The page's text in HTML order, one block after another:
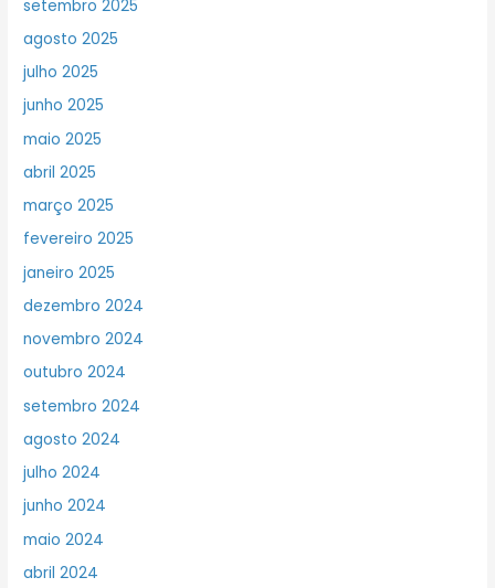
setembro 2025
agosto 2025
julho 2025
junho 2025
maio 2025
abril 2025
março 2025
fevereiro 2025
janeiro 2025
dezembro 2024
novembro 2024
outubro 2024
setembro 2024
agosto 2024
julho 2024
junho 2024
maio 2024
abril 2024